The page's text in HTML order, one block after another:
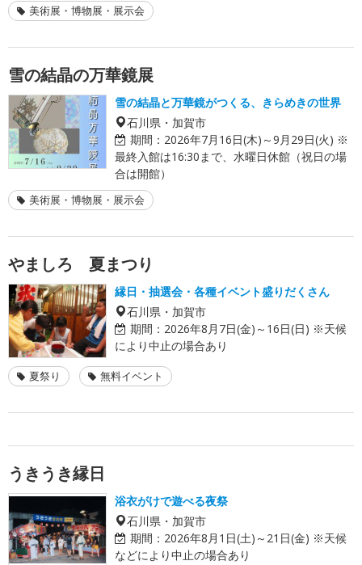
美術展・博物展・展示会
雪の結晶の万華鏡展
雪の結晶と万華鏡がつくる、きらめきの世界
石川県・加賀市
期間： 2026年7月16日(木)～9月29日(火) ※
最終入館は16:30まで、水曜日休館（祝日の場
合は開館）
美術展・博物展・展示会
やましろ 夏まつり
縁日・抽選会・各種イベント盛りだくさん
石川県・加賀市
期間： 2026年8月7日(金)～16日(日) ※天候
により中止の場合あり
夏祭り 無料イベント
うきうき縁日
浴衣がけで遊べる夜祭
石川県・加賀市
期間： 2026年8月1日(土)～21日(金) ※天候
などにより中止の場合あり